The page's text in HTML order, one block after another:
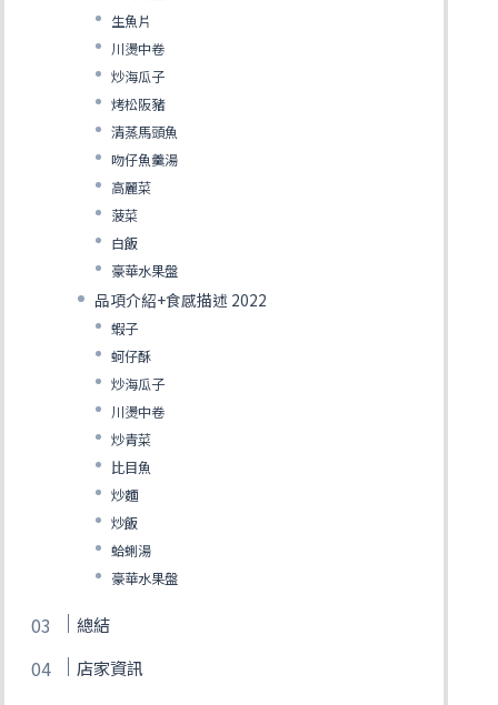
生魚片
川燙中卷
炒海瓜子
烤松阪豬
清蒸馬頭魚
吻仔魚羹湯
高麗菜
菠菜
白飯
豪華水果盤
品項介紹+食感描述 2022
蝦子
蚵仔酥
炒海瓜子
川燙中卷
炒青菜
比目魚
炒麵
炒飯
蛤蜊湯
豪華水果盤
總結
店家資訊